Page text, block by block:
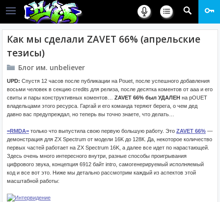
Как мы сделали ZAVET 66% (апрельские
тезисы)
Блог им. unbeliever
UPD: Спустя 12 часов после публикации на Pouet, после успешного добавления
восьми человек в секцию credits для релиза, после десятка коментов от ааа и его
свиты и пары конструктивных коментов… ZAVET 66% был УДАЛЕН на pOUET
владельцами этого ресурса. Гаргай и его команда теряют берега, о чем дед
давно вас предупреждал, но теперь вы точно знаете, что делать…
=RMDA= только что выпустила свою первую большую работу. Это ZAVET 66% —
демонстрация для ZX Spectrum от модели 16K до 128К. Да, некоторое количество
первых частей работает на ZX Spectrum 16K, а далее все идет по нарастающей.
Здесь очень много интересного внутри, разные способы проигрывания
цифрового звука, концепция 6912 байт intro, самогенерируемый исполняемый
код и все вот это. Ниже мы детально рассмотрим каждый из аспектов этой
масштабной работы: